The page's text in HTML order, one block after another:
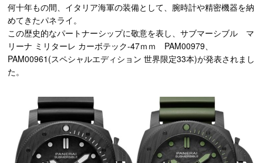
何十年もの間、イタリア海軍の装備として、腕時計や精密機器を納
めてきたパネライ。
この歴史的なパートナーシップに敬意を表し、サブマーシブル マ
リーナ ミリターレ カーボテック-47ｍｍ PAM00979、
PAM00961(スペシャルエディション 世界限定33本)が発表されまし
た。